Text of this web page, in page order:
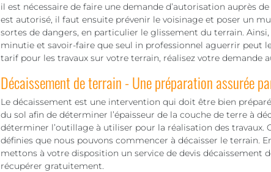
il est nécessaire de faire une demande d’autorisation auprès
est autorisé, il faut ensuite prévenir le voisinage et poser un
sortes de dangers, en particulier le glissement du terrain.
minutie et savoir-faire que seul in professionnel aguerrir peut
tarif pour les travaux sur votre terrain, réalisez votre demande
Décaissement de terrain - Une préparation assurée
Le décaissement est une intervention qui doit être bien
du sol afin de déterminer l’épaisseur de la couche de terre à
déterminer l’outillage à utiliser pour la réalisation des travaux.
définies que nous pouvons commencer à décaisser le terrain.
mettons à votre disposition un service de devis décaissement
récupérer gratuitement.